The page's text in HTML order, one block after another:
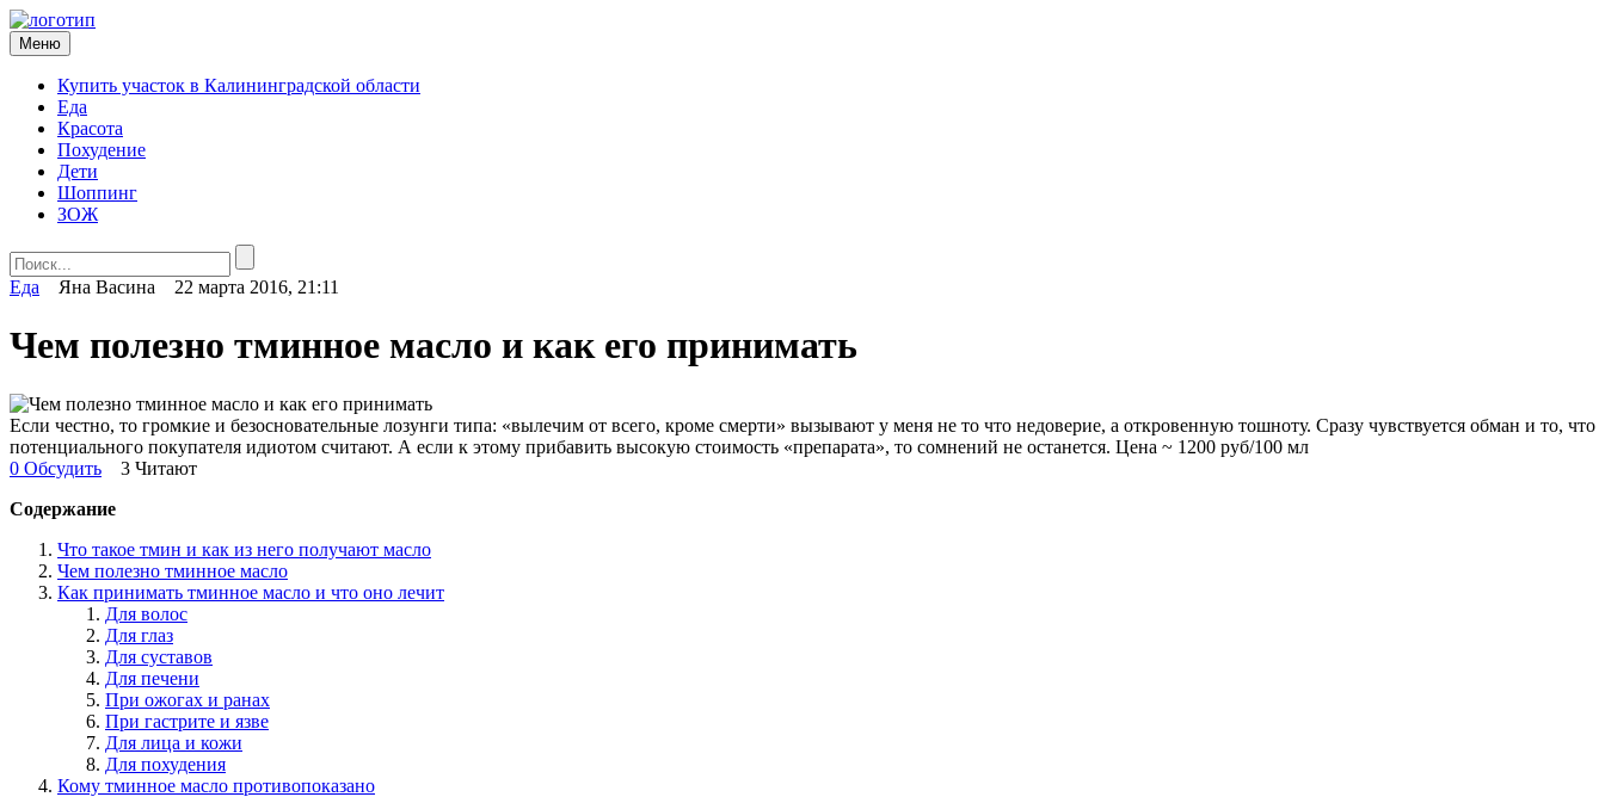
Меню
Купить участок в Калининградской области
Еда
Красота
Похудение
Дети
Шоппинг
ЗОЖ
Еда Яна Васина 22 марта 2016, 21:11
Чем полезно тминное масло и как его принимать
Если честно, то громкие и безосновательные лозунги типа: «вылечим от всего, кроме смерти» вызывают у меня не то что недоверие, а откровенную тошноту. Сразу чувствуется обман и то, что
потенциального покупателя идиотом считают. А если к этому прибавить высокую стоимость «препарата», то сомнений не останется. Цена ~ 1200 руб/100 мл
0 Обсудить
3 Читают
Содержание
Что такое тмин и как из него получают масло
Чем полезно тминное масло
Как принимать тминное масло и что оно лечит
Для волос
Для глаз
Для суставов
Для печени
При ожогах и ранах
При гастрите и язве
Для лица и кожи
Для похудения
Кому тминное масло противопоказано